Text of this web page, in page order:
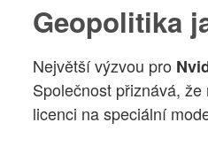
Geopolitika
Největší výzvou pro
Společnost přiznává,
licenci na speciální